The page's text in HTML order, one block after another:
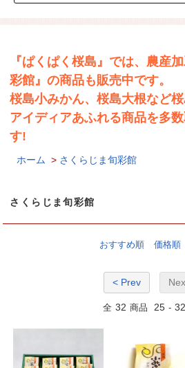
『ぱくぱく桜島』では、農産
彩館』の商品も販売中です。
桜島小みかん、桜島大根など
アイディアあふれる商品を多
す!
ホーム > さくらじま旬彩館
さくらじま旬彩館
おすすめ順 価格順
< Prev
全 32 商品 25 - 32